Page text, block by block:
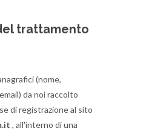
trattamento
(nome,
da noi raccolto
di registrazione al sito
, all'interno di una